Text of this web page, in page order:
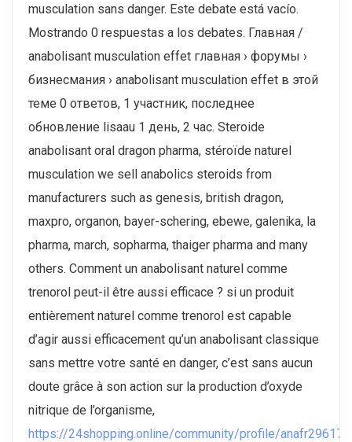
musculation sans danger. Este debate está vacío.
Mostrando 0 respuestas a los debates. Главная /
anabolisant musculation effet главная › форумы ›
бизнесмания › anabolisant musculation effet в этой
теме 0 ответов, 1 участник, последнее
обновление lisaau 1 день, 2 час. Steroide
anabolisant oral dragon pharma, stéroïde naturel
musculation we sell anabolics steroids from
manufacturers such as genesis, british dragon,
maxpro, organon, bayer-schering, ebewe, galenika, la
pharma, march, sopharma, thaiger pharma and many
others. Comment un anabolisant naturel comme
trenorol peut-il être aussi efficace ? si un produit
entièrement naturel comme trenorol est capable
d’agir aussi efficacement qu’un anabolisant classique
sans mettre votre santé en danger, c’est sans aucun
doute grâce à son action sur la production d’oxyde
nitrique de l’organisme,
https://24shopping.online/community/profile/